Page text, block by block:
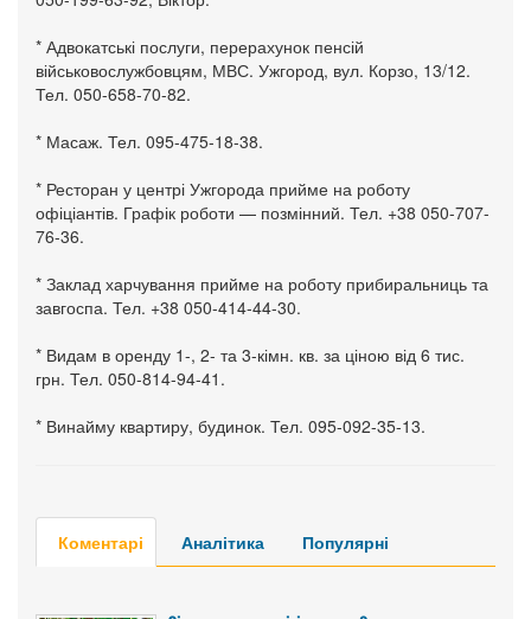
* Адвокатські послуги, перерахунок пенсій
військовослужбовцям, МВС. Ужгород, вул. Корзо, 13/12.
Тел. 050-658-70-82.
* Масаж. Тел. 095-475-18-38.
* Ресторан у центрі Ужгорода прийме на роботу
офіціантів. Графік роботи — позмінний. Тел. +38 050-707-
76-36.
* Заклад харчування прийме на роботу прибиральниць та
завгоспа. Тел. +38 050-414-44-30.
* Видам в оренду 1-, 2- та 3-кімн. кв. за ціною від 6 тис.
грн. Тел. 050-814-94-41.
* Винайму квартиру, будинок. Тел. 095-092-35-13.
Коментарі Аналітика Популярні